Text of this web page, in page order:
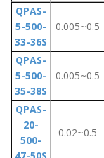
QPAS-
5-500-
33-36S
0.005~0.5
QPAS-
5-500-
35-38S
0.005~0.5
QPAS-
20-
500-
0.02~0.5